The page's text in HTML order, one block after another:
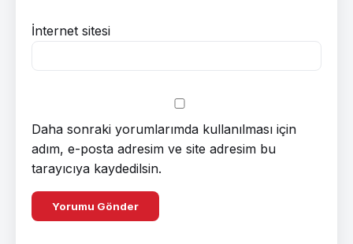
İnternet sitesi
Daha sonraki yorumlarımda kullanılması için
adım, e-posta adresim ve site adresim bu
tarayıcıya kaydedilsin.